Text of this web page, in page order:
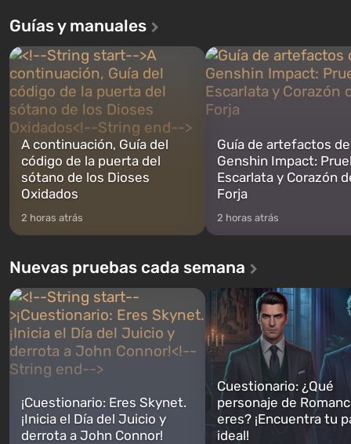
primera vez, el juego contará la
historia de tres personajes: Michael,
Trevor y Franklin, entre los cuales
podrás cambi...
abrirse primero después de
caigan las bombas n...
Guías y manuales
A continuación, Guía del
código de la puerta del
sótano de los Dioses
Oxidados
2 horas atrás
Guía de artefactos de
Genshin Impact:
Escarlata y Corazón
Forja
2 horas atrás
Nuevas pruebas cada semana
¡Cuestionario: Eres Skynet.
¡Inicia el Día del Juicio y
derrota a John Connor!
Cuestionario: ¿Qué
personaje de
eres? ¡Encuentra tu
ideal!